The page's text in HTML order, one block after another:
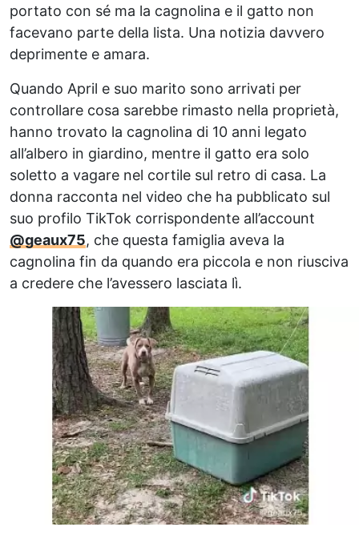
portato con sé ma la cagnolina e il gatto non
facevano parte della lista. Una notizia davvero
deprimente e amara.
Quando April e suo marito sono arrivati ​​per
controllare cosa sarebbe rimasto nella proprietà,
hanno trovato la cagnolina di 10 anni legato
all’albero in giardino, mentre il gatto era solo
soletto a vagare nel cortile sul retro di casa. La
donna racconta nel video che ha pubblicato sul
suo profilo TikTok corrispondente all’account
@geaux75, che questa famiglia aveva la
cagnolina fin da quando era piccola e non riusciva
a credere che l’avessero lasciata lì.